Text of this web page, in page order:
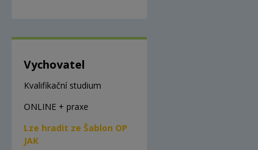
Vychovatel
Kvalifikační studium
ONLINE + praxe
Lze hradit ze Šablon OP
JAK